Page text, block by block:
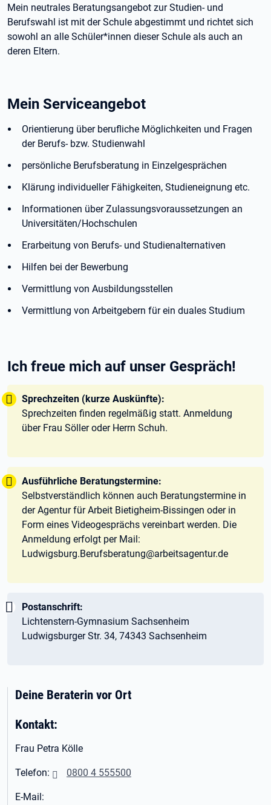
Mein neutrales Beratungsangebot zur Studien- und
Berufswahl ist mit der Schule abgestimmt und richtet sich
sowohl an alle Schüler*innen dieser Schule als auch an
deren Eltern.
Mein Serviceangebot
Orientierung über berufliche Möglichkeiten und Fragen
der Berufs- bzw. Studienwahl
persönliche Berufsberatung in Einzelgesprächen
Klärung individueller Fähigkeiten, Studieneignung etc.
Informationen über Zulassungsvoraussetzungen an
Universitäten/Hochschulen
Erarbeitung von Berufs- und Studienalternativen
Hilfen bei der Bewerbung
Vermittlung von Ausbildungsstellen
Vermittlung von Arbeitgebern für ein duales Studium
Ich freue mich auf unser Gespräch!
Tipp:
Sprechzeiten (kurze Auskünfte):
Sprechzeiten finden regelmäßig statt. Anmeldung
über Frau Söller oder Herrn Schuh.
Tipp:
Ausführliche Beratungstermine:
Selbstverständlich können auch Beratungstermine in
der Agentur für Arbeit Bietigheim-Bissingen oder in
Form eines Videogesprächs vereinbart werden. Die
Anmeldung erfolgt per Mail:
Ludwigsburg.Berufsberatung@arbeitsagentur.de
Wichtig:
Postanschrift:
Lichtenstern-Gymnasium Sachsenheim
Ludwigsburger Str. 34, 74343 Sachsenheim
Deine Beraterin vor Ort
Kontakt:
Frau Petra Kölle
Telefon: 0800 4 555500
E-Mail: